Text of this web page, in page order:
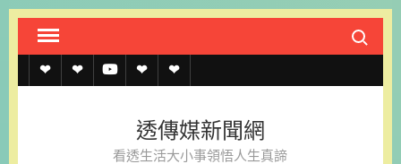
Skip
content
Search
透 透 透 聯
我
官
LINE
透傳媒新聞網
看透生活大小事領悟人生真諦